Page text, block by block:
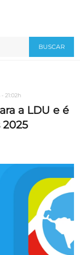
BUSCAR
21:02h
a LDU e é